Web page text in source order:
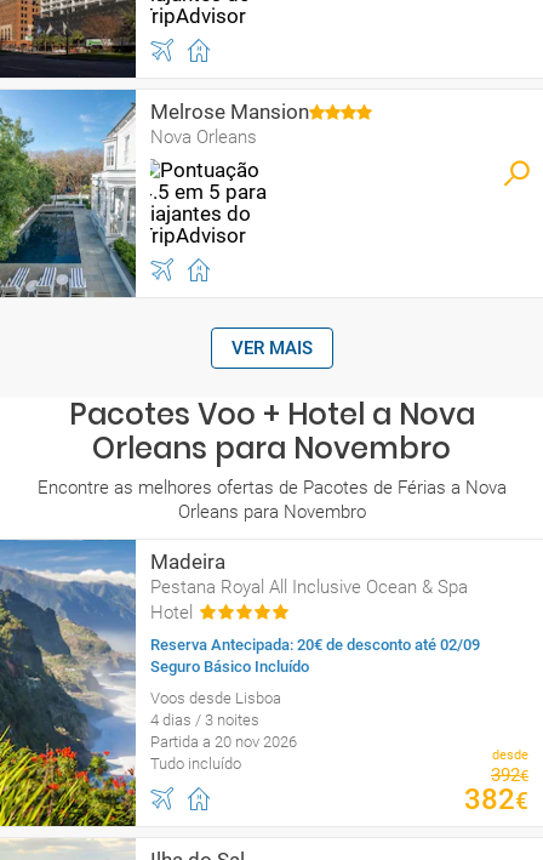
Melrose Mansion
Nova Orleans
VER MAIS
Pacotes Voo + Hotel a Nova
Orleans para Novembro
Encontre as melhores ofertas de Pacotes de Férias a Nova
Orleans para Novembro
Madeira
Pestana Royal All Inclusive Ocean & Spa
Hotel
Reserva Antecipada: 20€ de desconto até 02/09
Seguro Básico Incluído
Voos desde Lisboa
4 dias / 3 noites
Partida a 20 nov 2026
Tudo incluído
desde
392€
382€